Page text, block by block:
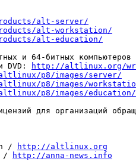
alt-server/
alt-workstation/
alt-education/
и 64-битных компьютеров
DVD:
http://altlinux.org/
p8/images/server/
p8/images/
p8/images/education/
для организаций
/
http://altlinux.org
/ http://anna-news.info